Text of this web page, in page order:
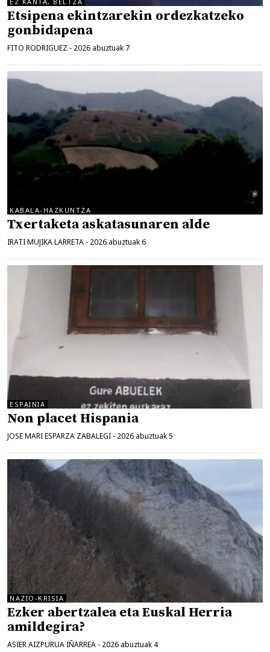
Etsipena ekintzarekin ordezkatzeko
gonbidapena
FITO RODRIGUEZ - 2026 abuztuak 7
KABALA-HAZKUNTZA
Txertaketa askatasunaren alde
IRATI MUJIKA LARRETA - 2026 abuztuak 6
ESPAINIA
Non placet Hispania
JOSE MARI ESPARZA ZABALEGI - 2026 abuztuak 5
NAZIO-KRISIA
Ezker abertzalea eta Euskal Herria
amildegira?
ASIER AIZPURUA IÑARREA - 2026 abuztuak 4